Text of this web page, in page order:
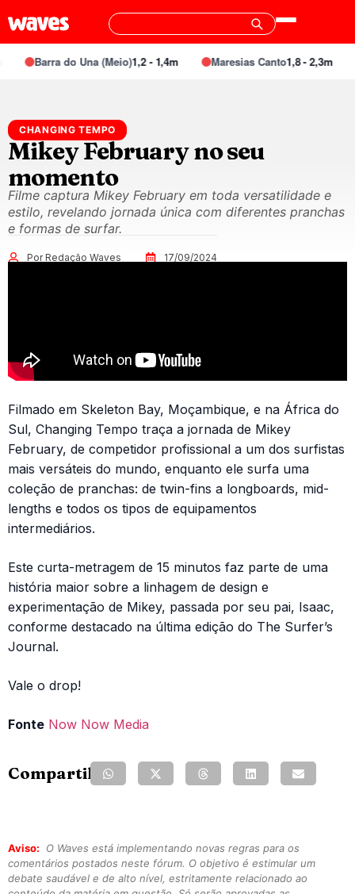
Barra do Una (Meio)1,2 - 1,4m Maresias Canto1,8 - 2,3m
CHANGING TEMPO
Mikey February no seu
momento
Filme captura Mikey February em toda versatilidade e
estilo, revelando jornada única com diferentes pranchas
e formas de surfar.
Por Redação Waves 17/09/2024
Filmado em Skeleton Bay, Moçambique, e na África do
Sul, Changing Tempo traça a jornada de Mikey
February, de competidor profissional a um dos surfistas
mais versáteis do mundo, enquanto ele surfa uma
coleção de pranchas: de twin-fins a longboards, mid-
lengths e todos os tipos de equipamentos
intermediários.
Este curta-metragem de 15 minutos faz parte de uma
história maior sobre a linhagem de design e
experimentação de Mikey, passada por seu pai, Isaac,
conforme destacado na última edição do The Surfer’s
Journal.
Vale o drop!
Fonte Now Now Media
Compartilhe:
Aviso:
O Waves está implementando novas regras para os
comentários postados neste fórum. O objetivo é estimular um
debate saudável e de alto nível, estritamente relacionado ao